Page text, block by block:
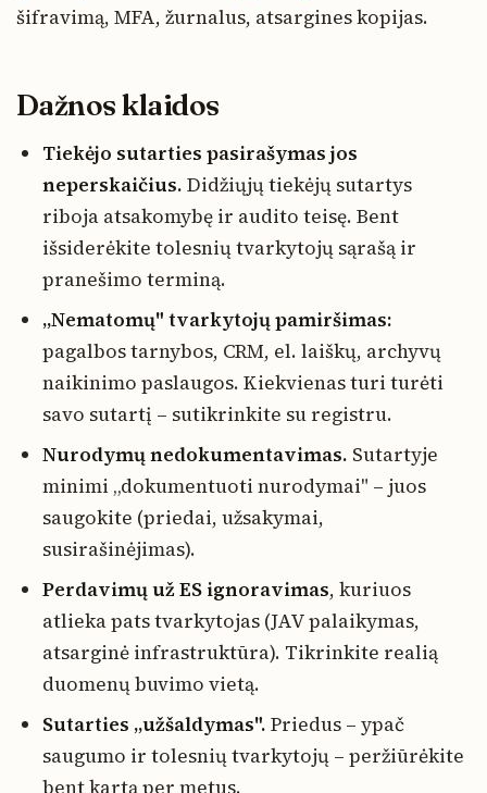
šifravimą, MFA, žurnalus, atsargines kopijas.
Dažnos klaidos
Tiekėjo sutarties pasirašymas jos
neperskaičius. Didžiųjų tiekėjų sutartys
riboja atsakomybę ir audito teisę. Bent
išsiderėkite tolesnių tvarkytojų sąrašą ir
pranešimo terminą.
„Nematomų" tvarkytojų pamiršimas:
pagalbos tarnybos, CRM, el. laiškų, archyvų
naikinimo paslaugos. Kiekvienas turi turėti
savo sutartį – sutikrinkite su registru.
Nurodymų nedokumentavimas. Sutartyje
minimi „dokumentuoti nurodymai" – juos
saugokite (priedai, užsakymai,
susirašinėjimas).
Perdavimų už ES ignoravimas, kuriuos
atlieka pats tvarkytojas (JAV palaikymas,
atsarginė infrastruktūra). Tikrinkite realią
duomenų buvimo vietą.
Sutarties „užšaldymas". Priedus – ypač
saugumo ir tolesnių tvarkytojų – peržiūrėkite
bent kartą per metus.